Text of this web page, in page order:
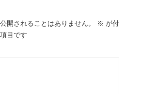
開されることはありません。 ※ が付
目です